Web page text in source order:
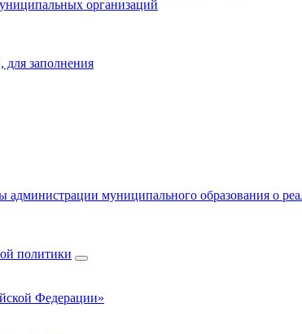
организаций
заполнения
муниципального образования о
политики
Федерации»